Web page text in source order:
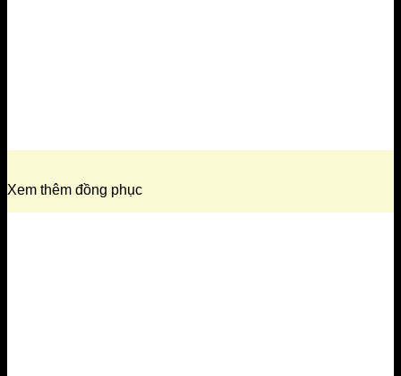
Xem thêm đồng phục